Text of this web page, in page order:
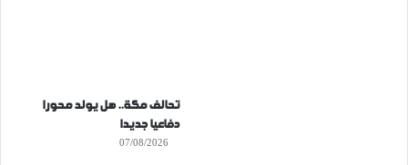
تحالف مكة.. هل يولد محورا
دفاعيا جديدا
07/08/2026